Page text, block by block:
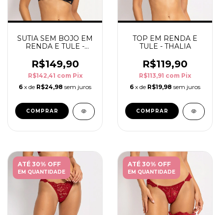
SUTIA SEM BOJO EM
RENDA E TULE -
R$149,90
R$142,41 com Pix
6 x de R$24,98 sem juros
COMPRAR
TOP EM RENDA E
TULE - THALIA
R$119,90
R$113,91 com Pix
6 x de R$19,98 sem juros
COMPRAR
ATÉ 30% OFF
EM QUANTIDADE
ATÉ 30% OFF
EM QUANTIDADE